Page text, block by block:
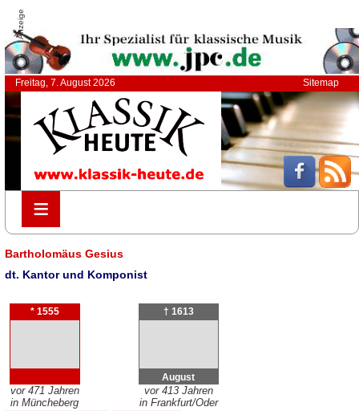
Anzeige
Freitag, 7. August 2026 Sitemap
≡
≡
Bartholomäus Gesius
dt. Kantor und Komponist
* 1555
vor 471 Jahren
in Müncheberg
† 1613
August
vor 413 Jahren
in Frankfurt/Oder